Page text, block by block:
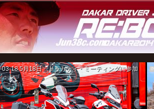
03-18 5月18日 ドゥカティ・ミーティングに参加